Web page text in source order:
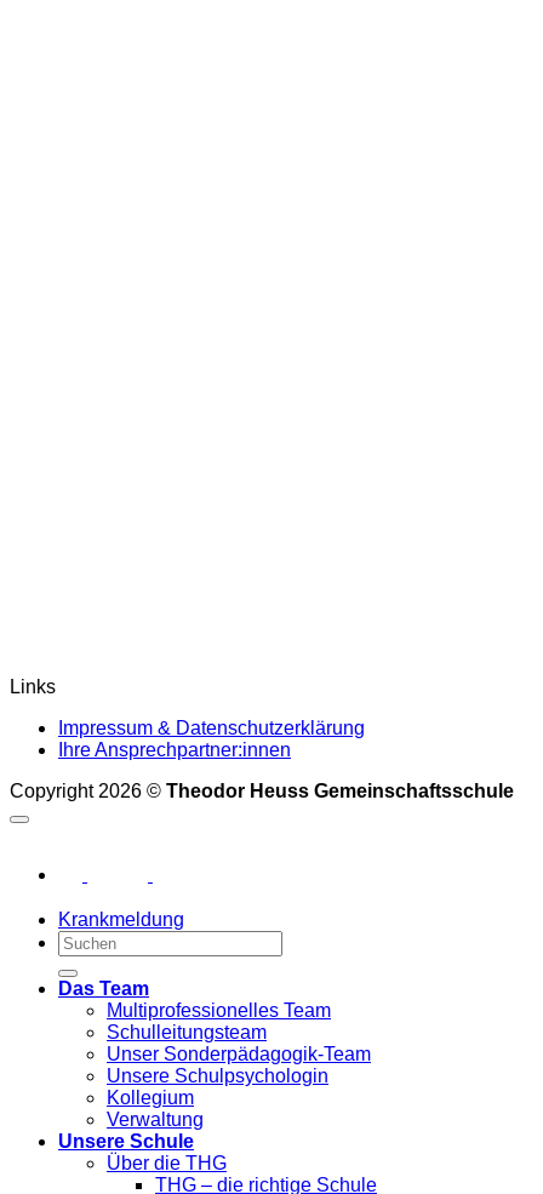
Links
Impressum & Datenschutzerklärung
Ihre Ansprechpartner:innen
Copyright 2026 © Theodor Heuss Gemeinschaftsschule
Krankmeldung
Das Team
Multiprofessionelles Team
Schulleitungsteam
Unser Sonderpädagogik-Team
Unsere Schulpsychologin
Kollegium
Verwaltung
Unsere Schule
Über die THG
THG – die richtige Schule